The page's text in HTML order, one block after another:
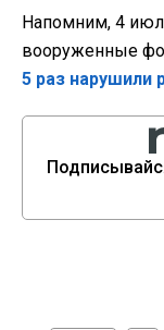
Напомним, 4
вооруженные
5 раз нарушили